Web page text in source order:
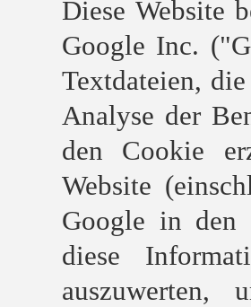
Diese Website
Google Inc.
Textdateien,
Analyse der
den Cookie
Website
Google in den
diese